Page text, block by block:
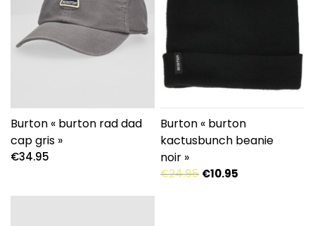
Burton « burton rad dad
cap gris »
€34.95
Burton « burton
kactusbunch beanie
noir »
€24.95 Le
€10.95